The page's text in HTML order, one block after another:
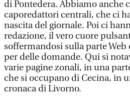
di Pontedera. Abbiamo anche
caporedattori centrali, che ci
nascita del giornale. Poi ci
redazione, il vero cuore
soffermandosi sulla parte
per delle domande. Qui si
varie pagine zonali, in una
che si occupano di Cecina, in
cronaca di Livorno.